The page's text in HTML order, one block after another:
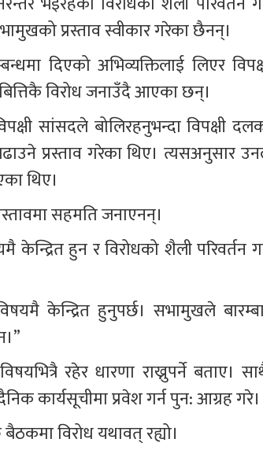
प्रस्ताव स्वीकार गरेका छैनन्।
दिएको अभिव्यक्तिलाई लिएर
विरोध जनाउँदै आएका छन्।
सांसदले बोलिरहनुभन्दा विपक्षी
प्रस्ताव गरेका थिए। त्यसअनुसार
थिए।
सहमति जनाएनन्।
हुन र विरोधको शैली परिवर्तन
केन्द्रित हुनुपर्छ। सभामुखले
रहेर धारणा राख्नुपर्ने बताए।
कार्यसूचीमा प्रवेश गर्न पुन: आग्रह गरे।
विरोध यथावत् रह्यो।